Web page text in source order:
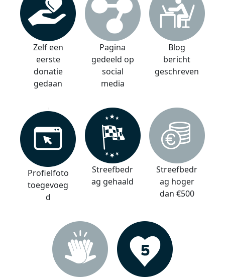
Zelf een
eerste
donatie
gedaan
Pagina
gedeeld op
social
media
Blog
bericht
geschreven
Profielfoto
toegevoeg
d
Streefbedr
ag gehaald
Streefbedr
ag hoger
dan €500